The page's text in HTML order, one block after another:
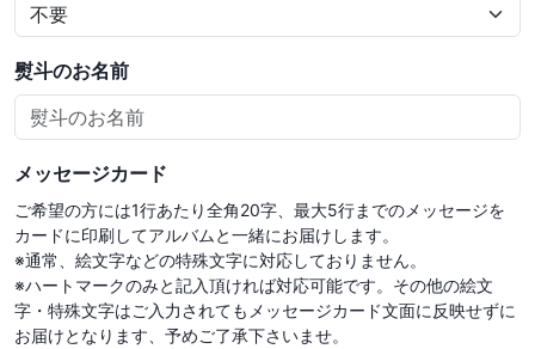
熨斗のお名前
メッセージカード
ご希望の方には1行あたり全角20字、最大5行までのメッセージを
カードに印刷してアルバムと一緒にお届けします。
※通常、絵文字などの特殊文字に対応しておりません。
※ハートマークのみと記入頂ければ対応可能です。その他の絵文
字・特殊文字はご入力されてもメッセージカード文面に反映せずに
お届けとなります、予めご了承下さいませ。